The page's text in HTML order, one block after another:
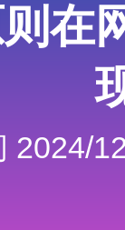
在
2024/